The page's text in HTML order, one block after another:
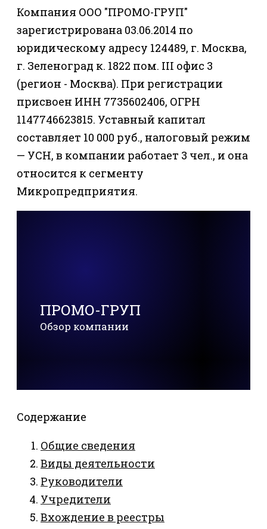
Компания ООО "ПРОМО-ГРУП"
зарегистрирована 03.06.2014 по
юридическому адресу 124489, г. Москва,
г. Зеленоград к. 1822 пом. III офис 3
(регион - Москва). При регистрации
присвоен ИНН 7735602406, ОГРН
1147746623815. Уставный капитал
составляет 10 000 руб., налоговый режим
— УСН, в компании работает 3 чел., и она
относится к сегменту
Микропредприятия.
ПРОМО-ГРУП
Обзор компании
Содержание
Общие сведения
Виды деятельности
Руководители
Учредители
Вхождение в реестры